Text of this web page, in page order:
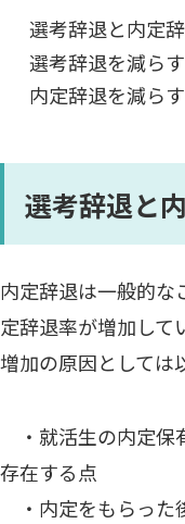
選考辞退と内定
選考辞退を減ら
内定辞退を減ら
選考辞退と
内定辞退は一般的な
定辞退率が増加して
増加の原因としては
・就活生の内定保
存在する点
・内定をもらった